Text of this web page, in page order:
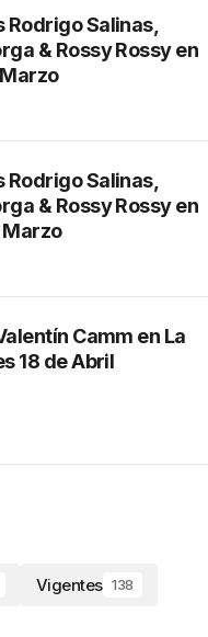
Salinas,
& Rossy Rossy en
Salinas,
& Rossy Rossy en
Marzo
Camm en La
18 de Abril
Vigentes 138